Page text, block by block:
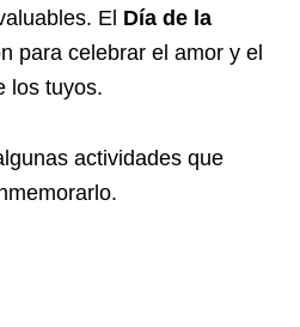
El Día de la
para celebrar el amor y el
los tuyos.
actividades que